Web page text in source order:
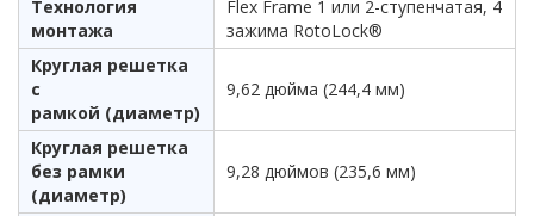
Технология
монтажа
Flex Frame 1 или 2-ступенчатая, 4
зажима RotoLock®
Круглая решетка
с
рамкой (диаметр)
9,62 дюйма (244,4 мм)
Круглая решетка
без рамки
(диаметр)
9,28 дюймов (235,6 мм)